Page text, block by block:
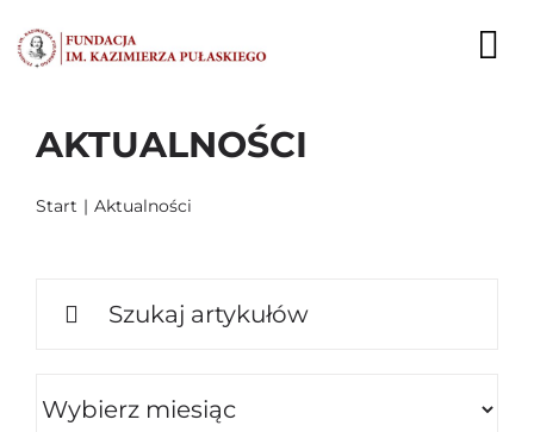
do
zawartości
DZIAŁALNOŚĆ
AKTUALNOŚCI
Start Aktualności